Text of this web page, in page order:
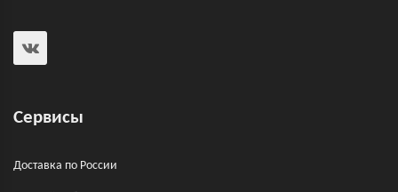
Сервисы
Доставка по России